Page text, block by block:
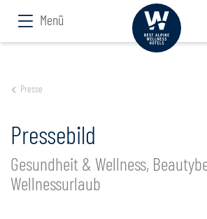
Menü
Presse
Pressebild
Gesundheit & Wellness,
Wellnessurlaub